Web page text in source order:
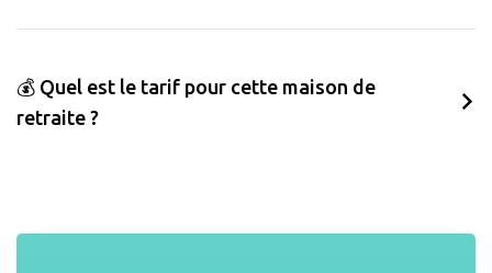
💰 Quel est le tarif pour cette maison de
retraite ?